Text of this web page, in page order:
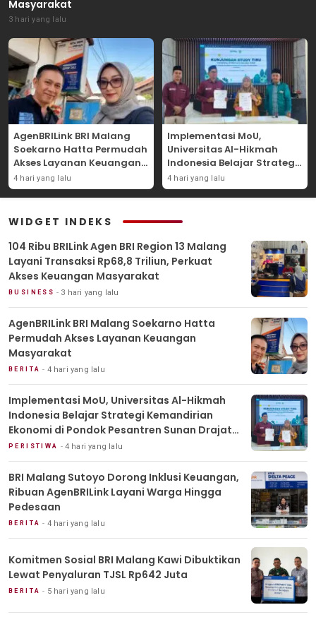
Masyarakat
3 hari yang lalu
AgenBRILink BRI Malang
Soekarno Hatta Permudah
Akses Layanan Keuangan
Masyarakat
4 hari yang lalu
Implementasi MoU,
Universitas Al-Hikmah
Indonesia Belajar Strategi
Kemandirian Ekonomi di
Pondok Pesantren Sunan
4 hari yang lalu
WIDGET INDEKS
104 Ribu BRILink Agen BRI Region 13 Malang
Layani Transaksi Rp68,8 Triliun, Perkuat
Akses Keuangan Masyarakat
BUSINESS 3 hari yang lalu
AgenBRILink BRI Malang Soekarno Hatta
Permudah Akses Layanan Keuangan
Masyarakat
BERITA 4 hari yang lalu
Implementasi MoU, Universitas Al-Hikmah
Indonesia Belajar Strategi Kemandirian
Ekonomi di Pondok Pesantren Sunan Drajat
Lamongan
PERISTIWA 4 hari yang lalu
BRI Malang Sutoyo Dorong Inklusi Keuangan,
Ribuan AgenBRILink Layani Warga Hingga
Pedesaan
BERITA 4 hari yang lalu
Komitmen Sosial BRI Malang Kawi Dibuktikan
Lewat Penyaluran TJSL Rp642 Juta
BERITA 5 hari yang lalu